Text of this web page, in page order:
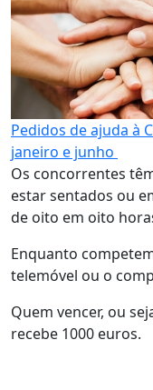
Pedidos de ajuda à
janeiro e junho
Os concorrentes
estar sentados ou
de oito em oito
Enquanto
telemóvel ou o
Quem vencer, ou
recebe 1000 euros.